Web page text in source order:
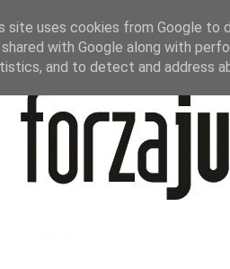
site uses cookies from Google to
with Google along with
and to detect and address